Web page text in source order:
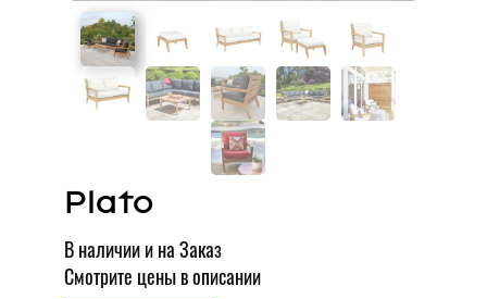
Plato
В наличии и на Заказ
Смотрите цены в описании